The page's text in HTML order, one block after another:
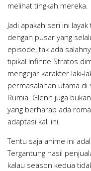
melihat tingkah mereka.
Jadi apakah seri ini
dengan pusar yang
episode, tak ada
tipikal Infinite Stratos
mengejar karakter laki-
permasalahan utama di
Rumia. Glenn juga
yang berharap ada
adaptasi kali ini.
Tentu saja anime ini
Tergantung hasil
kalau season kedua